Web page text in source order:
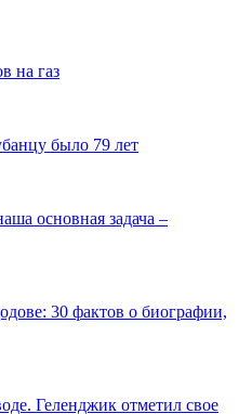
на газ
было 79 лет
основная задача –
30 фактов о биографии,
Геленджик отметил свое